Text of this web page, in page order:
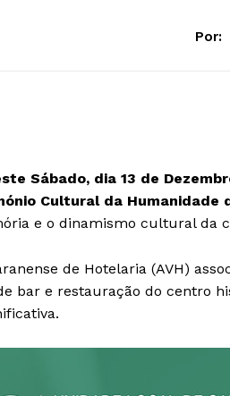
Por:
Sábado, dia 13 de
Cultural da Humanidade
e o dinamismo cultural da
de Hotelaria (AVH)
bar e restauração do centro